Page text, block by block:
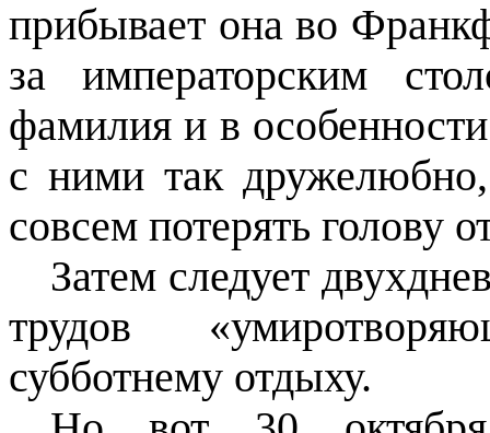
прибывает она во
за императорским
фамилия и в
с ними так
совсем потерять голову
Затем следует
трудов
субботнему отдыху.